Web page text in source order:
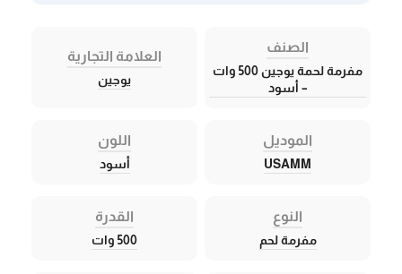
الصنف
مفرمة لحمة يوجين 500 وات
– أسود
العلامة التجارية
يوجين
الموديل
USAMM
اللون
أسود
النوع
مفرمة لحم
القدرة
500 وات